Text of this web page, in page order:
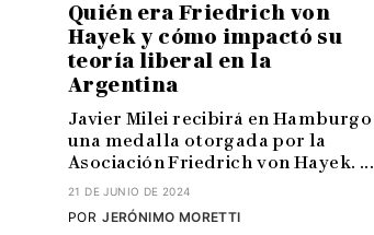
Quién era Friedrich von
Hayek y cómo impactó su
teoría liberal en la
Argentina
Javier Milei recibirá en Hamburgo
una medalla otorgada por la
Asociación Friedrich von Hayek. ...
21 DE JUNIO DE 2024
JERÓNIMO MORETTI
POR